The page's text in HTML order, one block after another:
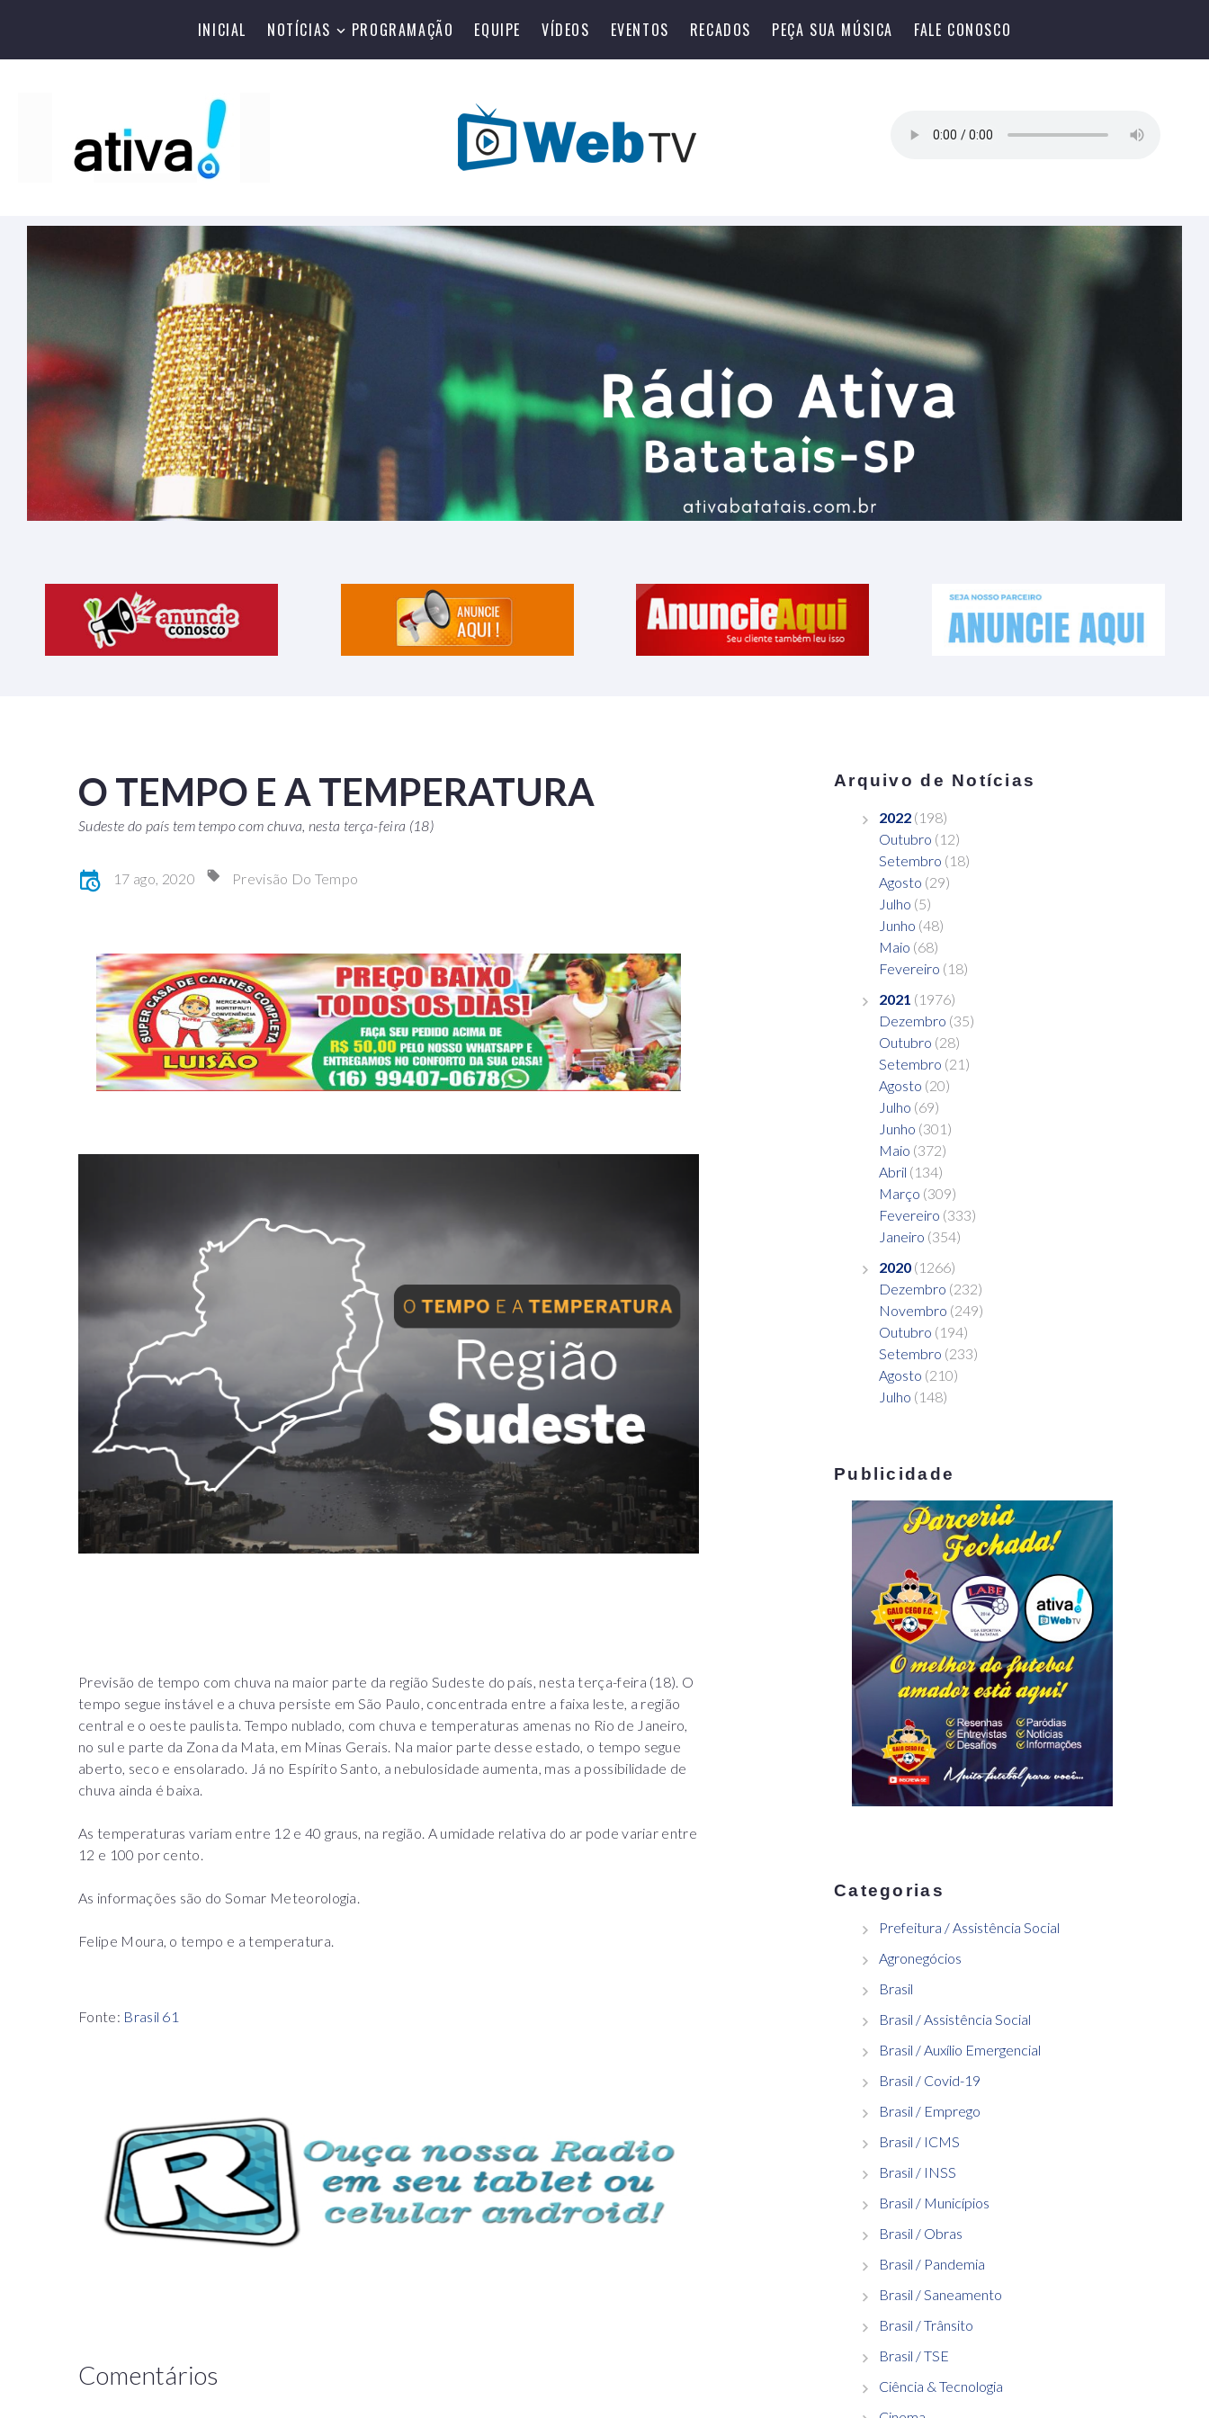
INICIAL NOTÍCIAS PROGRAMAÇÃO EQUIPE VÍDEOS EVENTOS RECADOS PEÇA SUA MÚSICA FALE CONOSCO
O TEMPO E A TEMPERATURA
Sudeste do país tem tempo com chuva, nesta terça-feira (18)
17 ago, 2020 Previsão Do Tempo
Previsão de tempo com chuva na maior parte da região Sudeste do país, nesta terça-feira (18). O
tempo segue instável e a chuva persiste em São Paulo, concentrada entre a faixa leste, a região
central e o oeste paulista. Tempo nublado, com chuva e temperaturas amenas no Rio de Janeiro,
no sul e parte da Zona da Mata, em Minas Gerais. Na maior parte desse estado, o tempo segue
aberto, seco e ensolarado. Já no Espírito Santo, a nebulosidade aumenta, mas a possibilidade de
chuva ainda é baixa.
As temperaturas variam entre 12 e 40 graus, na região. A umidade relativa do ar pode variar entre
12 e 100 por cento.
As informações são do Somar Meteorologia.
Felipe Moura, o tempo e a temperatura.
Fonte: Brasil 61
Comentários
Arquivo de Notícias
2022 (198)
Outubro (12)
Setembro (18)
Agosto (29)
Julho (5)
Junho (48)
Maio (68)
Fevereiro (18)
2021 (1976)
Dezembro (35)
Outubro (28)
Setembro (21)
Agosto (20)
Julho (69)
Junho (301)
Maio (372)
Abril (134)
Março (309)
Fevereiro (333)
Janeiro (354)
2020 (1266)
Dezembro (232)
Novembro (249)
Outubro (194)
Setembro (233)
Agosto (210)
Julho (148)
Publicidade
Categorias
Prefeitura / Assistência Social
Agronegócios
Brasil
Brasil / Assistência Social
Brasil / Auxílio Emergencial
Brasil / Covid-19
Brasil / Emprego
Brasil / ICMS
Brasil / INSS
Brasil / Municípios
Brasil / Obras
Brasil / Pandemia
Brasil / Saneamento
Brasil / Trânsito
Brasil / TSE
Ciência & Tecnologia